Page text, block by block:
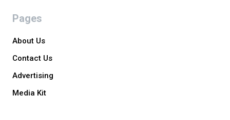
Pages
About Us
Contact Us
Advertising
Media Kit